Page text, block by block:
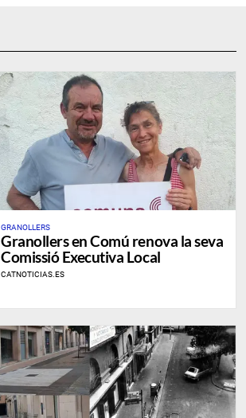
GRANOLLERS
Granollers en Comú renova la seva
Comissió Executiva Local
CATNOTICIAS.ES